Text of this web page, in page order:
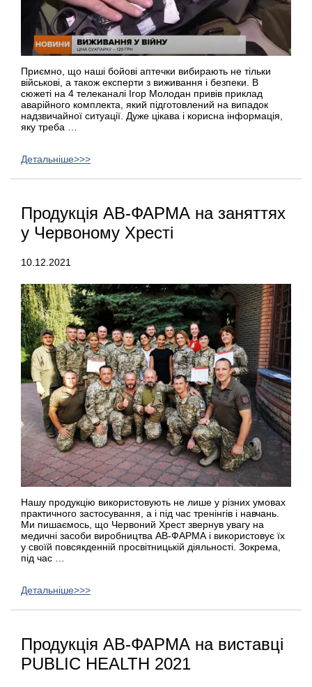
Приємно, що наші бойові аптечки вибирають не тільки
військові, а також експерти з виживання і безпеки. В
сюжеті на 4 телеканалі Ігор Молодан привів приклад
аварійного комплекта, який підготовлений на випадок
надзвичайної ситуації. Дуже цікава і корисна інформація,
яку треба …
Детальніше>>>
Продукція АВ-ФАРМА на заняттях
у Червоному Хресті
10.12.2021
Нашу продукцію використовують не лише у різних умовах
практичного застосування, а і під час тренінгів і навчань.
Ми пишаємось, що Червоний Хрест звернув увагу на
медичні засоби виробництва АВ-ФАРМА і використовує їх
у своїй повсякденній просвітницькій діяльності. Зокрема,
під час …
Детальніше>>>
Продукція АВ-ФАРМА на виставці
PUBLIC HEALTH 2021